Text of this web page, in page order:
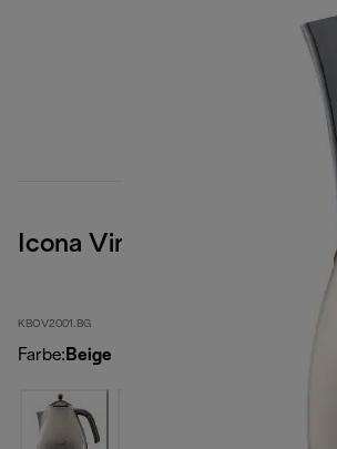
Icona Vintage
KBOV2001.BG
Farbe: Beige